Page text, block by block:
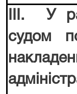
ІІІ. У
судом